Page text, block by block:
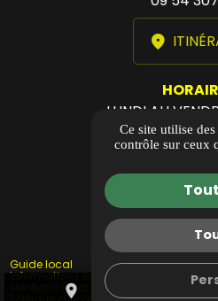
place
LUNDI AU
Guide local
Informations complémentaires
Mentions légales
Ce site utilise
contrôle sur ceux